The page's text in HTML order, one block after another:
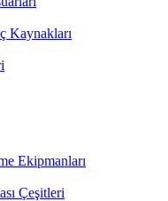
Kaynakları
Ekipmanları
Çeşitleri